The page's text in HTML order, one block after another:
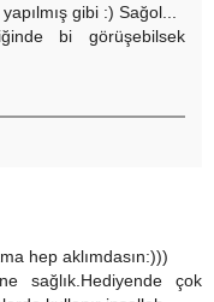
gibi :) Sağol...
bi görüşebilsek
hep aklımdasın:)))
sağlık.Hediyende çok